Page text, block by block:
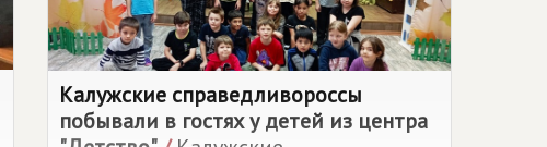
Калужские справедливороссы
побывали в гостях у детей из центра